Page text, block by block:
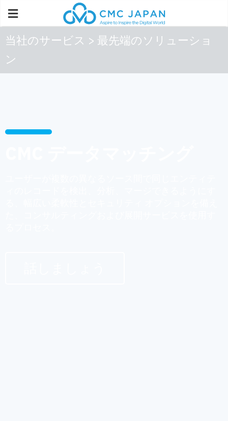
当社のサービス > 最先端のソリューショ
ン